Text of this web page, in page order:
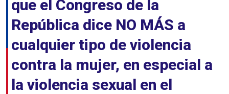
que el Congreso de la
República dice NO MÁS a
cualquier tipo de violencia
contra la mujer, en especial a
la violencia sexual en el